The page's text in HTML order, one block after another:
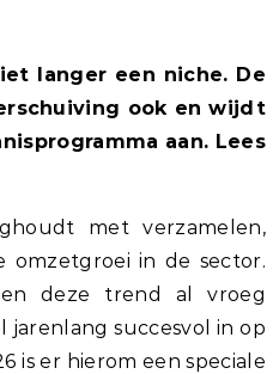
langer een niche. De
ook en wijdt
aan. Lees
met verzamelen,
omzetgroei in de sector.
deze trend al vroeg
succesvol in op
is er hierom een speciale